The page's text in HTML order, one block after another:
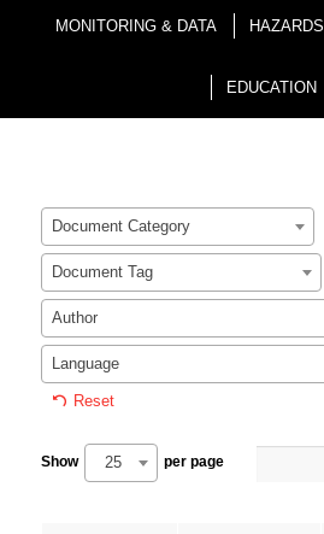
MONITORING & DATA HAZARDS
EDUCATION
Document Category
Document Tag
Author
Language
Reset
Show 25 per page